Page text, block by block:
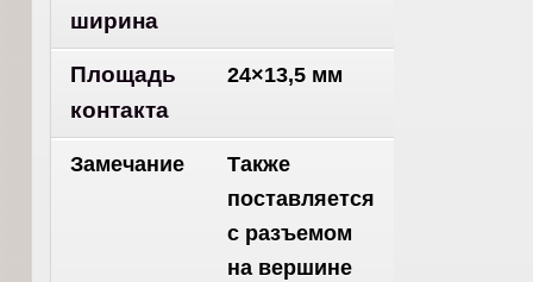
ширина
Площадь
контакта
24×13,5 мм
Замечание
Также
поставляется
с разъемом
на вершине